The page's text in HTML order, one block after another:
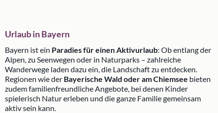
Urlaub in Bayern
Bayern ist ein Paradies für einen Aktivurlaub: Ob entlang der
Alpen, zu Seenwegen oder in Naturparks – zahlreiche
Wanderwege laden dazu ein, die Landschaft zu entdecken.
Regionen wie der Bayerische Wald oder am Chiemsee bieten
zudem familienfreundliche Angebote, bei denen Kinder
spielerisch Natur erleben und die ganze Familie gemeinsam
aktiv sein kann.